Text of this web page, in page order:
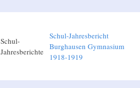
Schul-
Jahresberichte
Schul-Jahresbericht
Burghausen Gymnasium
1918-1919